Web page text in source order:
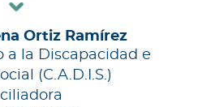
Ortiz Ramírez
a la Discapacidad e
(C.A.D.I.S.)